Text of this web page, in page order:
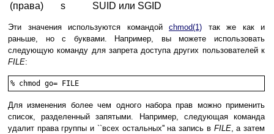
(права)
s SUID или SGID
Эти значения используются командой chmod(1) так же как и
раньше, но с буквами. Например, вы можете использовать
следующую команду для запрета доступа других пользователей к
FILE:
% chmod go= FILE
Для изменения более чем одного набора прав можно применить
список, разделенный запятыми. Например, следующая команда
удалит права группы и ``всех остальных'' на запись в FILE, а затем